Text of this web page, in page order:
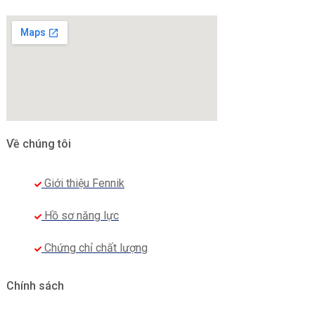
Về chúng tôi
Giới thiệu Fennik
Hồ sơ năng lực
Chứng chỉ chất lượng
Chính sách